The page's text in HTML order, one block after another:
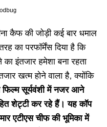
कैफ की जोड़ी कई बार धमाल
का परफॉर्मेंस दिया है कि
इंतजार हमेशा बना रहता
खत्म होने वाला है, क्योंकि
सूर्यवंशी में नजर आने
शेट्टी कर रहे हैं। यह कॉप
एटीएस चीफ की भूमिका में